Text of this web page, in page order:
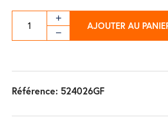
AJOUTER AU
Référence: 524026GF